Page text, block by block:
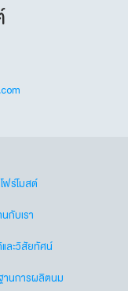
ฟร์โมสต์
กับเรา
และวิสัยทัศน์
านการผลิตนม